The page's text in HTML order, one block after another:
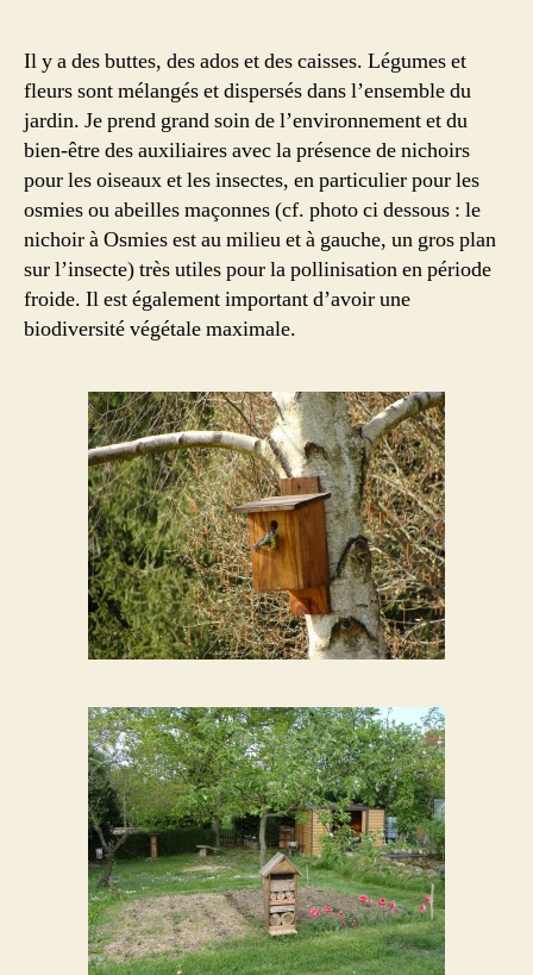
Il y a des buttes, des ados et des caisses. Légumes et
fleurs sont mélangés et dispersés dans l’ensemble du
jardin. Je prend grand soin de l’environnement et du
bien-être des auxiliaires avec la présence de nichoirs
pour les oiseaux et les insectes, en particulier pour les
osmies ou abeilles maçonnes (cf. photo ci dessous : le
nichoir à Osmies est au milieu et à gauche, un gros plan
sur l’insecte) très utiles pour la pollinisation en période
froide. Il est également important d’avoir une
biodiversité végétale maximale.